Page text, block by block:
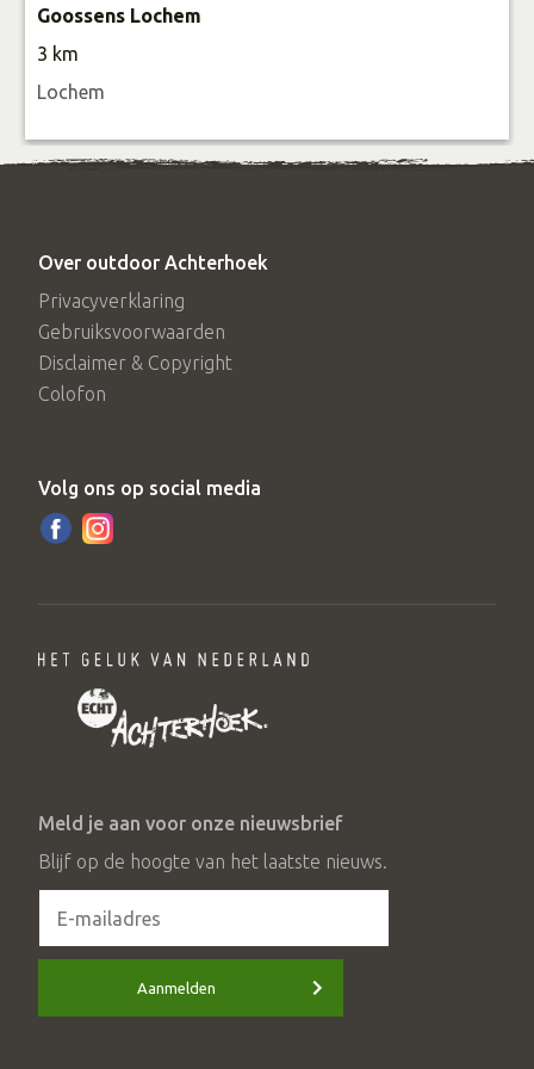
MTB route Lochem
Ruiter- en Menroutes
Ruiterroute Grote Veld
Goossens Lochem
3 km
Lochem
Over outdoor Achterhoek
Privacyverklaring
Gebruiksvoorwaarden
Disclaimer & Copyright
Colofon
Volg ons op social media
Meld je aan voor onze nieuwsbrief
Blijf op de hoogte van het laatste nieuws.
Aanmelden